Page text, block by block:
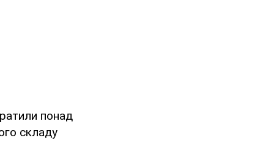
понад
складу